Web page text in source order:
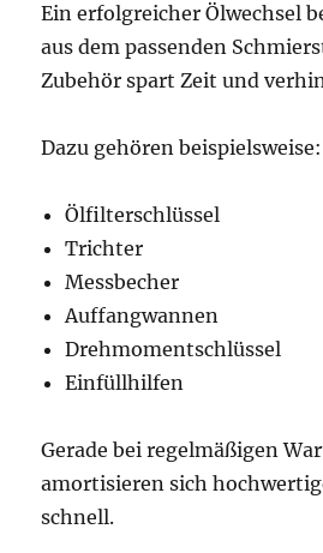
Ein erfolgreicher Ölwechsel
aus dem passenden
Zubehör spart Zeit und
Dazu gehören beispielsweise:
Ölfilterschlüssel
Trichter
Messbecher
Auffangwannen
Drehmomentschlüssel
Einfüllhilfen
Gerade bei regelmäßigen
amortisieren sich
schnell.